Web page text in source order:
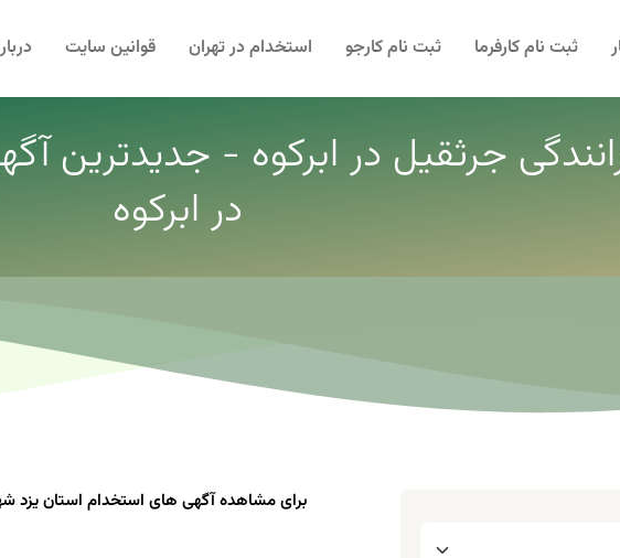
ثبت نام کارفرما ثبت نام کارجو استخدام در تهران قوانین سایت
جرثقیل در ابرکوه - جدیدترین
در ابرکوه
برای مشاهده آگهی های استخدام استان یزد